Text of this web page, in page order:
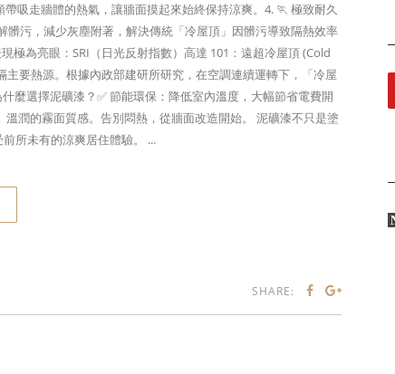
吸走牆體的熱氣，讓牆面摸起來始終保持涼爽。4. 🏃 極致耐久
髒污，減少灰塵附著，解決傳統「冷屋頂」因髒污導致隔熱效率
極為亮眼：SRI（日光反射指數）高達 101：遠超冷屋頂 (Cold
要熱源。根據內政部建研所研究，在空調連續運轉下，「冷屋
麼選擇泥礦漆？✅ 節能環保：降低室內溫度，大幅節省電費開
潤的霧面質感。告別悶熱，從牆面改造開始。 泥礦漆不只是塗
所未有的涼爽居住體驗。 ...
SHARE: